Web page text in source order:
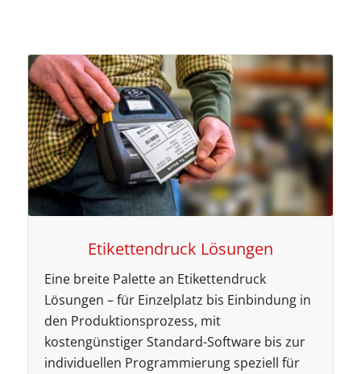
Etikettendruck Lösungen
Eine breite Palette an Etikettendruck
Lösungen – für Einzelplatz bis Einbindung in
den Produktionsprozess, mit
kostengünstiger Standard-Software bis zur
individuellen Programmierung speziell für